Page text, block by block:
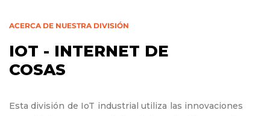
ACERCA DE NUESTRA DIVISIÓN
IOT - INTERNET DE
COSAS
Esta división de IoT industrial utiliza las innovaciones